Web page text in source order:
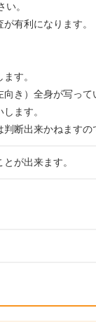
。
有利になります。
す。
き）全身が写って
ます。
断出来かねますの
が出来ます。